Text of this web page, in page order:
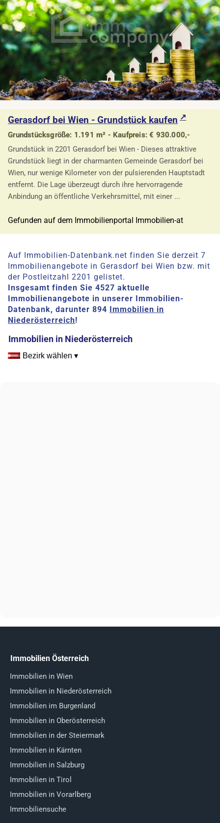
Gerasdorf bei Wien - Grundstück kaufen
Grundstücksgröße: 1.191 m² - Kaufpreis: € 930.000,-
Grundstück in 2201 Gerasdorf bei Wien - Dieses attraktive
Grundstück liegt in der charmanten Gemeinde Gerasdorf bei
Wien, nur wenige Kilometer von der pulsierenden Hauptstadt
entfernt. Die Lage überzeugt durch ihre hervorragende
Anbindung an öffentliche Verkehrsmittel, mit einer ...
Gefunden auf dem Immobilienportal Immobilien-at
Auf Immobilien-Datenbank.net finden Sie derzeit 7
Immobilienangebote in Gerasdorf bei Wien bzw. mit
der Postleitzahl 2201 gelistet.
Insgesamt finden Sie 4527 aktuelle
Immobilienangebote in unserer Immobilien-
Datenbank, darunter 894 Immobilien in
Niederösterreich!
Immobilien in Niederösterreich
Bezirk wählen ▾
Immobilien Österreich
Immobilien in Wien
Immobilien in Niederösterreich
Immobilien im Burgenland
Immobilien in Oberösterreich
Immobilien in der Steiermark
Immobilien in Kärnten
Immobilien in Salzburg
Immobilien in Tirol
Immobilien in Vorarlberg
Immobiliensuche